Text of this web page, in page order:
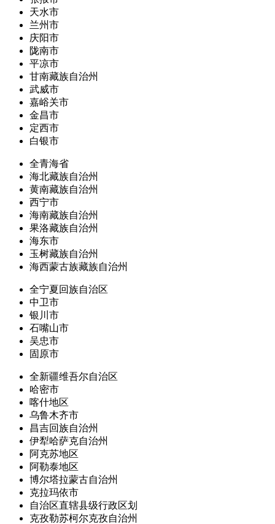
天水市
兰州市
庆阳市
陇南市
平凉市
甘南藏族自治州
武威市
嘉峪关市
金昌市
定西市
白银市
全青海省
海北藏族自治州
黄南藏族自治州
西宁市
海南藏族自治州
果洛藏族自治州
海东市
玉树藏族自治州
海西蒙古族藏族自治州
全宁夏回族自治区
中卫市
银川市
石嘴山市
吴忠市
固原市
全新疆维吾尔自治区
哈密市
喀什地区
乌鲁木齐市
昌吉回族自治州
伊犁哈萨克自治州
阿克苏地区
阿勒泰地区
博尔塔拉蒙古自治州
克拉玛依市
自治区直辖县级行政区划
克孜勒苏柯尔克孜自治州